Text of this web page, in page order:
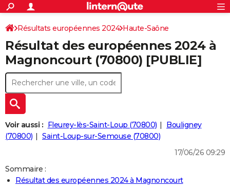
ACTUALITÉS
Politique
Société
Faits Divers
Education
Monde
Villes
+
SPORT
Coupe du monde 2026
Football
Tennis
Cyclisme
Rugby
Forum
Programme TV
TNT
Streaming
Cinéma
Sorties cinéma
Musique
+
FINANCE
Retraite
Impôts
Epargne
Immobilier
Risques naturels par ville
Banque
Assurance
Crédit
AUTO
Essais
Réserver un essai
Citadines
Berlines
SUV
Forum auto
+
HIGH-TECH
Mobiles
Meilleur smartphone
Internet
Ordinateurs
Jeux vidéo
Guide high-tech
+
BRICOLAGE
Guides de France
Escapades
Patrimoine
Expositions
Musées
Week-end nature
LIFESTYLE
S'inscrire
Connexion
Résultats européennes 2024 Haute-Saône
Résultat des européennes 2024 à
Magnoncourt (70800) [PUBLIE]
Voir aussi : Fleurey-lès-Saint-Loup (70800)
Bouligney
(70800)
Saint-Loup-sur-Semouse (70800)
17/06/26 09:29
Sommaire :
Résultat des européennes 2024 à Magnoncourt